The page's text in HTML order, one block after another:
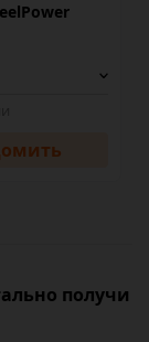
получи